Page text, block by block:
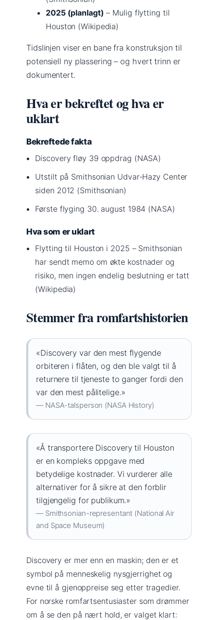
2025 (planlagt) – Mulig flytting til
Houston (Wikipedia)
Tidslinjen viser en bane fra konstruksjon til
potensiell ny plassering – og hvert trinn er
dokumentert.
Hva er bekreftet og hva er
uklart
Bekreftede fakta
Discovery fløy 39 oppdrag (NASA)
Utstilt på Smithsonian Udvar-Hazy Center
siden 2012 (Smithsonian)
Første flyging 30. august 1984 (NASA)
Hva som er uklart
Flytting til Houston i 2025 – Smithsonian
har sendt memo om økte kostnader og
risiko, men ingen endelig beslutning er tatt
(Wikipedia)
Stemmer fra romfartshistorien
«Discovery var den mest flygende
orbiteren i flåten, og den ble valgt til å
returnere til tjeneste to ganger fordi den
var den mest pålitelige.»
— NASA-talsperson (NASA History)
«Å transportere Discovery til Houston
er en kompleks oppgave med
betydelige kostnader. Vi vurderer alle
alternativer for å sikre at den forblir
tilgjengelig for publikum.»
— Smithsonian-representant (National Air
and Space Museum)
Discovery er mer enn en maskin; den er et
symbol på menneskelig nysgjerrighet og
evne til å gjenoppreise seg etter tragedier.
For norske romfartsentusiaster som drømmer
om å se den på nært hold, er valget klart: